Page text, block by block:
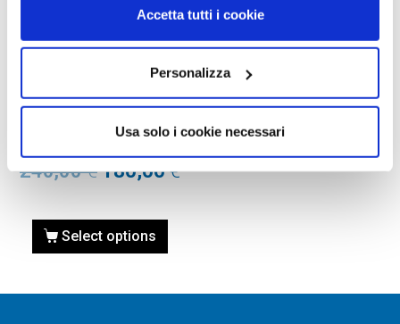
Accetta tutti i cookie
Personalizza
Usa solo i cookie necessari
OCCHIALI DA VISTA
OCCHIALE DA VISTA TOM
FORD FT5401 49 020 –
grigio/altro
240,00€ 180,00€
Select options